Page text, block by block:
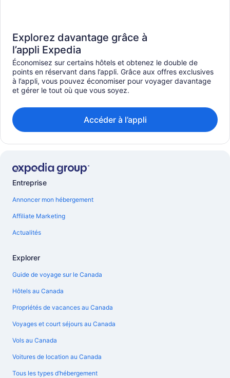
Explorez davantage grâce à
l’appli Expedia
Économisez sur certains hôtels et obtenez le double de
points en réservant dans l’appli. Grâce aux offres exclusives
à l’appli, vous pouvez économiser pour voyager davantage
et gérer le tout où que vous soyez.
Accéder à l’appli
Entreprise
Annoncer mon hébergement
Affiliate Marketing
Actualités
Explorer
Guide de voyage sur le Canada
Hôtels au Canada
Propriétés de vacances au Canada
Voyages et court séjours au Canada
Vols au Canada
Voitures de location au Canada
Tous les types d’hébergement